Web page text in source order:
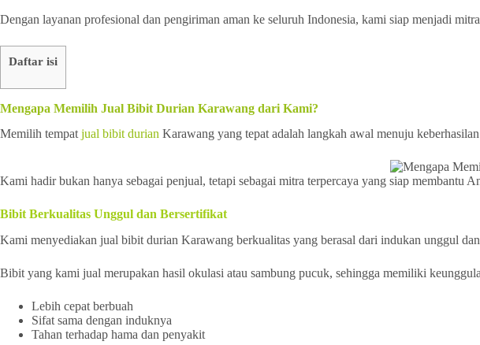
Dengan layanan profesional dan pengiriman aman ke seluruh Indonesia, kami siap menjadi
Daftar isi
Mengapa Memilih Jual Bibit Durian Karawang dari Kami?
Memilih tempat jual bibit durian Karawang yang tepat adalah langkah awal menuju
Kami hadir bukan hanya sebagai penjual, tetapi sebagai mitra terpercaya yang siap membantu
Bibit Berkualitas Unggul dan Bersertifikat
Kami menyediakan jual bibit durian Karawang berkualitas yang berasal dari indukan unggul
Bibit yang kami jual merupakan hasil okulasi atau sambung pucuk, sehingga memiliki
Lebih cepat berbuah
Sifat sama dengan induknya
Tahan terhadap hama dan penyakit